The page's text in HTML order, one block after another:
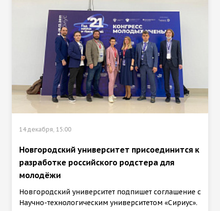
14 декабря, 15:00
Новгородский университет присоединится к
разработке российского родстера для
молодёжи
Новгородский университет подпишет соглашение с
Научно-технологическим университетом «Сириус».